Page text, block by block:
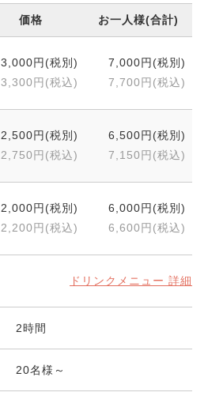
価格 お一人様(合計)
3,000円(税別)
3,300円(税込)
7,000円(税別)
7,700円(税込)
2,500円(税別)
2,750円(税込)
6,500円(税別)
7,150円(税込)
2,000円(税別)
2,200円(税込)
6,000円(税別)
6,600円(税込)
ドリンクメニュー 詳細
2時間
20名様～